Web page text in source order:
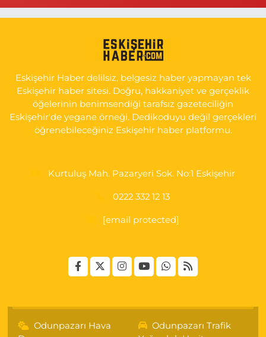
İSTİKLAL MAH. ŞAİR FUZULİ CAD. NO:35 A HAVA HASTANESİ
KARŞI KÖŞESİ ŞAİR FUZULİ AİLE SAĞLIĞI MERKEZİ KARŞISI
0 (222) 230 11 31 Yol Tarifi Al
Eskişehir Haber delilsiz, belgesiz haber yapmayan tek
Eskişehir haber sitesi. Doğru, hakkaniyet ve gerçeklik
öğelerinin benimsendiği tarafsız gazeteciliğin
Eskişehir'de yegane örneği. Dedikoduyu değil gerçekleri
öğrenebileceğiniz Eskişehir haber platformu.
Kurtuluş Mah. Pazaryeri Sok. No:1 Eskişehir
0222 332 12 13
[email protected]
Odunpazarı Hava
Odunpazarı Trafik